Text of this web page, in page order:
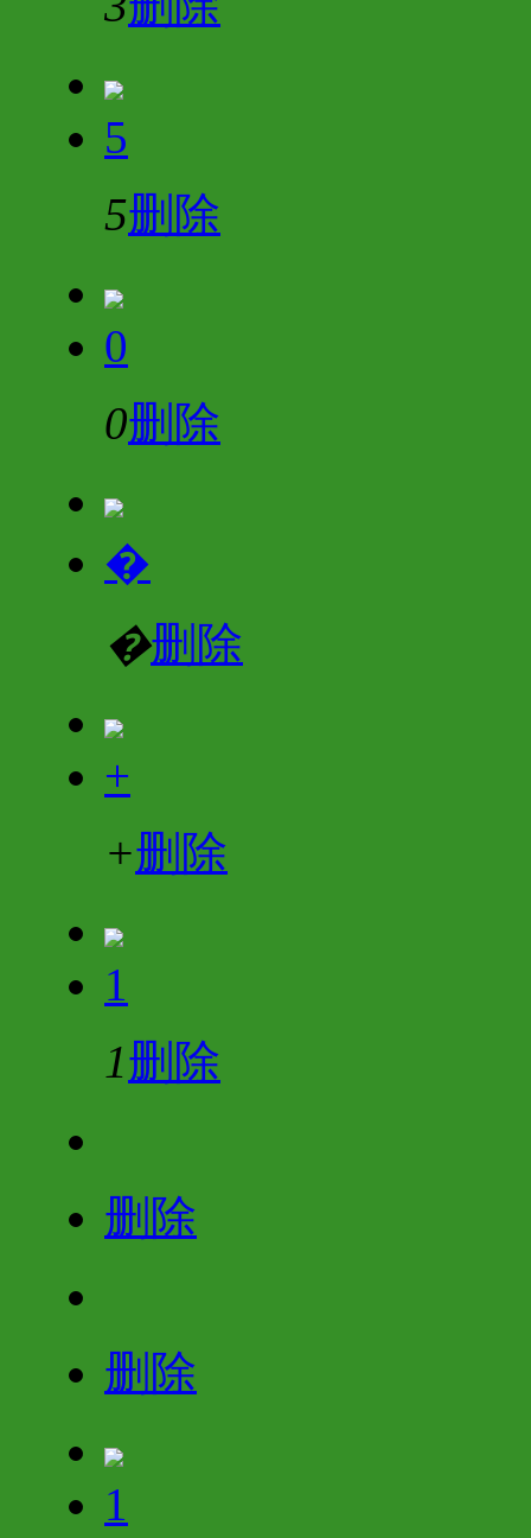
5
5删除
0
0删除
�
�删除
+
+删除
1
1删除
删除
删除
1